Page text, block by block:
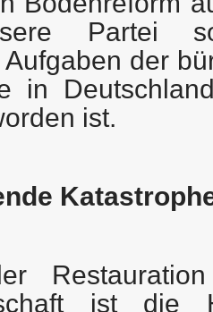
Partei
der
in
ist.
ist die